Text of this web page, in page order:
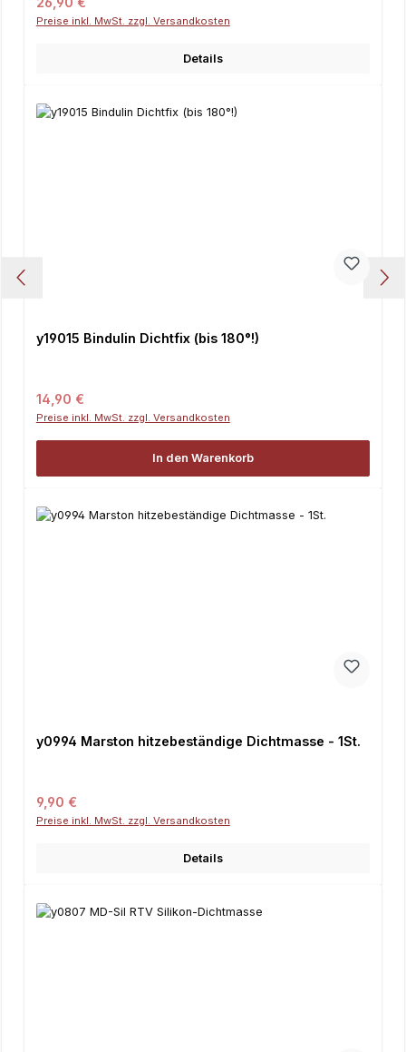
Preise inkl. MwSt. zzgl. Versandkosten
Details
y19015 Bindulin Dichtfix (bis 180°!)
Regulärer Preis:
14,90 €
Preise inkl. MwSt. zzgl. Versandkosten
In den Warenkorb
y0994 Marston hitzebeständige Dichtmasse - 1St.
Regulärer Preis:
9,90 €
Preise inkl. MwSt. zzgl. Versandkosten
Details